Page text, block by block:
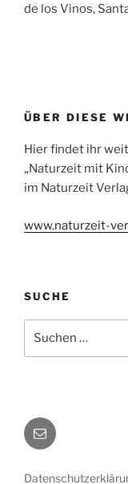
de los Vinos,
ÜBER DIESE
Hier findet ihr
„Naturzeit mit
im Naturzeit
www.naturzeit-
SUCHE
nach:
Autorenkontakt